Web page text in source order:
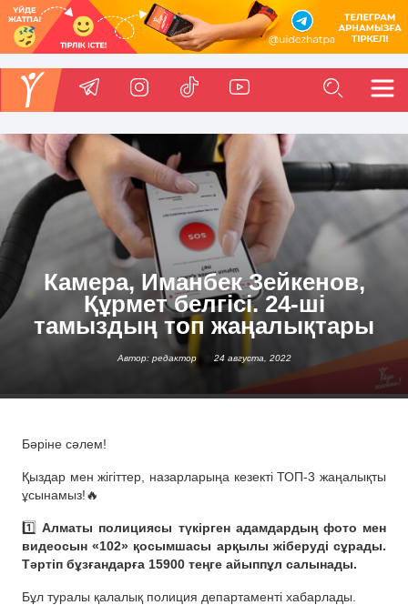
Камера, Иманбек Зейкенов,
Құрмет белгісі. 24-ші
тамыздың топ жаңалықтары
Автор: редактор 24 августа, 2022
Бәріне сәлем!
Қыздар мен жігіттер, назарларыңа кезекті ТОП-3 жаңалықты
ұсынамыз!🔥
1️⃣Алматы полициясы түкірген адамдардың фото мен
видеосын «102» қосымшасы арқылы жіберуді сұрады.
Тәртіп бұзғандарға 15900 теңге айыппұл салынады.
Бұл туралы қалалық полиция департаменті хабарлады.